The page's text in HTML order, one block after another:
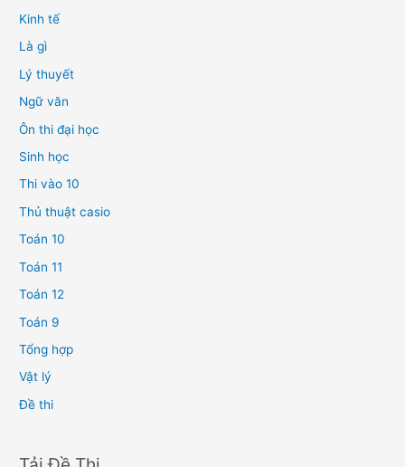
Kinh tế
Là gì
Lý thuyết
Ngữ văn
Ôn thi đại học
Sinh học
Thi vào 10
Thủ thuật casio
Toán 10
Toán 11
Toán 12
Toán 9
Tổng hợp
Vật lý
Đề thi